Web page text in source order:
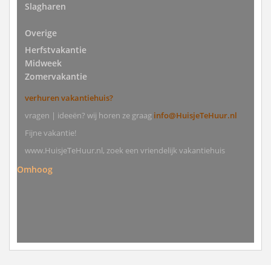
Slagharen
Overige
Herfstvakantie
Midweek
Zomervakantie
verhuren vakantiehuis?
vragen | ideeën? wij horen ze graag info@HuisjeTeHuur.nl
Fijne vakantie!
www.HuisjeTeHuur.nl, zoek een vriendelijk vakantiehuis
Omhoog